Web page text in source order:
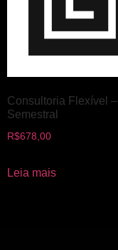
Consultoria Flexível –
Semestral
R$678,00
Leia mais